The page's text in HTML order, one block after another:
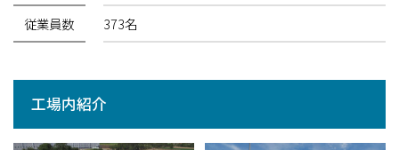
従業員数
373名
工場内紹介